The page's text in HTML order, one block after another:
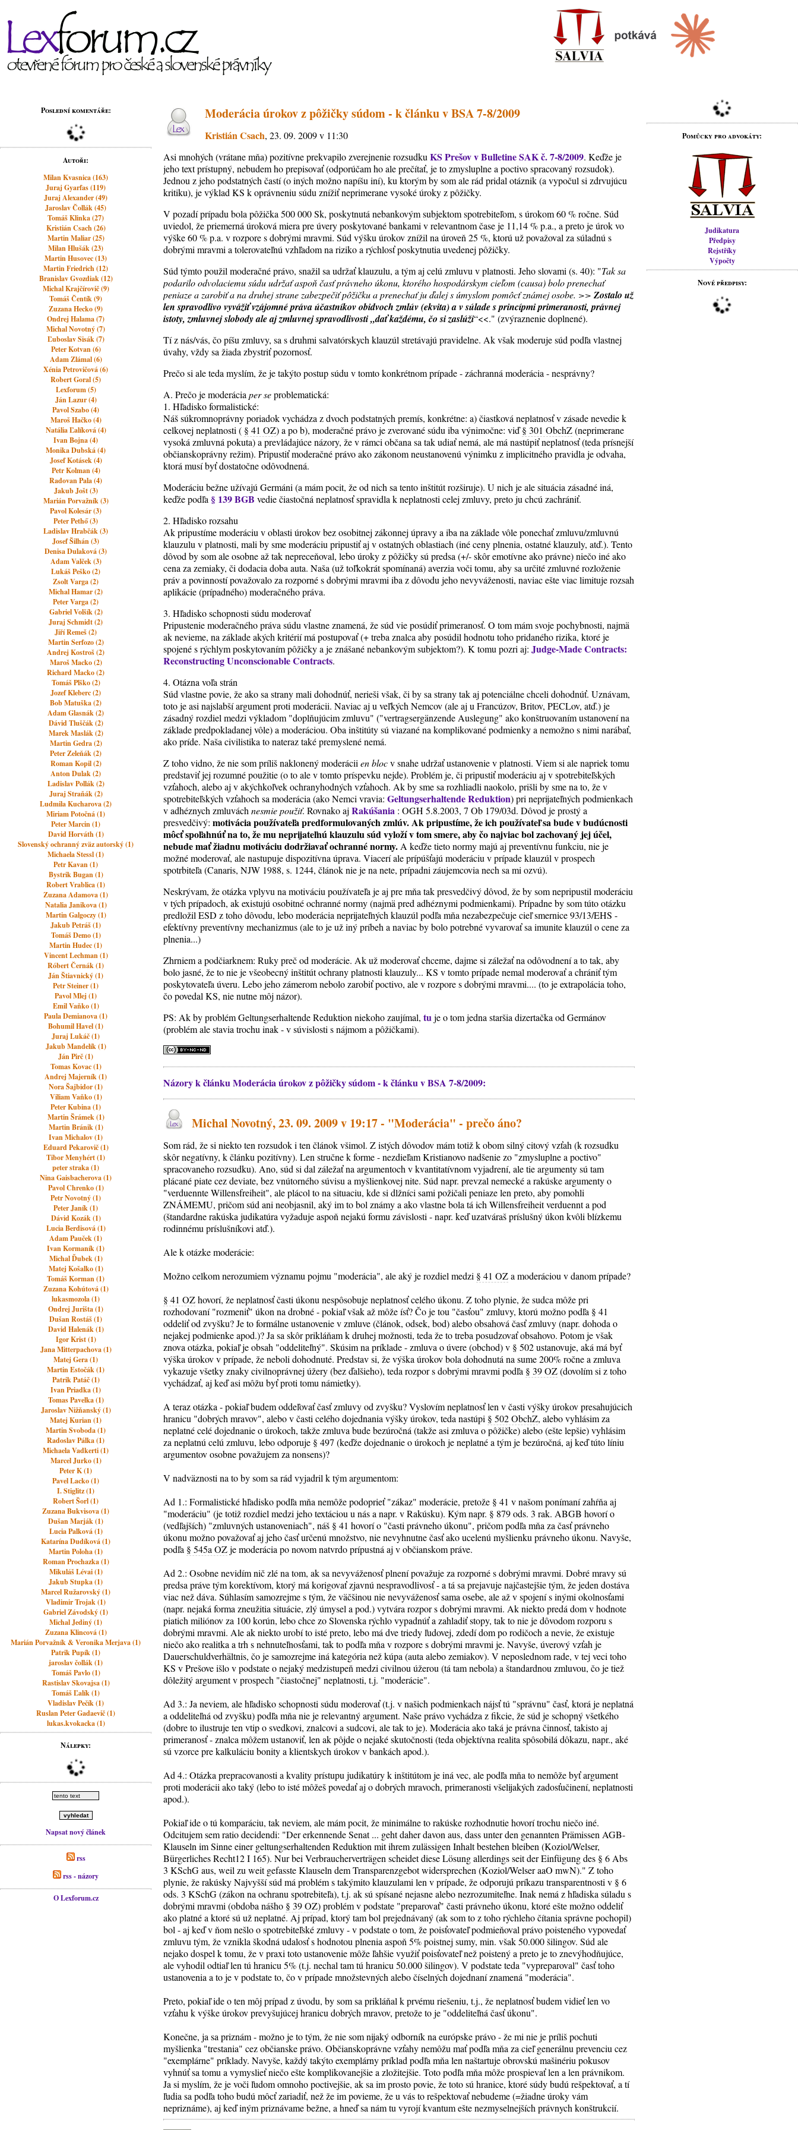
Poslední komentáře:
Autoři:
Milan Kvasnica (163)
Juraj Gyarfas (119)
Juraj Alexander (49)
Jaroslav Čollák (45)
Tomáš Klinka (27)
Kristián Csach (26)
Martin Maliar (25)
Milan Hlušák (23)
Martin Husovec (13)
Martin Friedrich (12)
Branislav Gvozdiak (12)
Michal Krajčírovič (9)
Tomáš Čentík (9)
Zuzana Hecko (9)
Ondrej Halama (7)
Michal Novotný (7)
Ľuboslav Sisák (7)
Peter Kotvan (6)
Adam Zlámal (6)
Xénia Petrovičová (6)
Robert Goral (5)
Lexforum (5)
Ján Lazur (4)
Pavol Szabo (4)
Maroš Hačko (4)
Natália Ľalíková (4)
Ivan Bojna (4)
Monika Dubská (4)
Josef Kotásek (4)
Petr Kolman (4)
Radovan Pala (4)
Jakub Jošt (3)
Marián Porvažník (3)
Pavol Kolesár (3)
Peter Pethő (3)
Ladislav Hrabčák (3)
Josef Šilhán (3)
Denisa Dulaková (3)
Adam Valček (3)
Lukáš Peško (2)
Zsolt Varga (2)
Michal Hamar (2)
Peter Varga (2)
Gabriel Volšík (2)
Juraj Schmidt (2)
Jiří Remeš (2)
Martin Serfozo (2)
Andrej Kostroš (2)
Maroš Macko (2)
Richard Macko (2)
Tomáš Plško (2)
Jozef Kleberc (2)
Bob Matuška (2)
Adam Glasnák (2)
Dávid Tluščák (2)
Marek Maslák (2)
Martin Gedra (2)
Peter Zeleňák (2)
Roman Kopil (2)
Anton Dulak (2)
Ladislav Pollák (2)
Juraj Straňák (2)
Ludmila Kucharova (2)
Miriam Potočná (1)
Peter Marcin (1)
David Horváth (1)
Slovenský ochranný zväz autorský (1)
Michaela Stessl (1)
Petr Kavan (1)
Bystrik Bugan (1)
Robert Vrablica (1)
Zuzana Adamova (1)
Natalia Janikova (1)
Martin Galgoczy (1)
Jakub Petráš (1)
Tomáš Demo (1)
Martin Hudec (1)
Vincent Lechman (1)
Róbert Černák (1)
Ján Štiavnický (1)
Petr Steiner (1)
Pavol Mlej (1)
Emil Vaňko (1)
Paula Demianova (1)
Bohumil Havel (1)
Juraj Lukáč (1)
Jakub Mandelík (1)
Ján Pirč (1)
Tomas Kovac (1)
Andrej Majerník (1)
Nora Šajbidor (1)
Viliam Vaňko (1)
Peter Kubina (1)
Martin Šrámek (1)
Martin Bránik (1)
Ivan Michalov (1)
Eduard Pekarovič (1)
Tibor Menyhért (1)
peter straka (1)
Nina Gaisbacherova (1)
Pavol Chrenko (1)
Petr Novotný (1)
Peter Janík (1)
Dávid Kozák (1)
Lucia Berdisová (1)
Adam Pauček (1)
Ivan Kormaník (1)
Michal Ďubek (1)
Matej Košalko (1)
Tomáš Korman (1)
Zuzana Kohútová (1)
lukasmozola (1)
Ondrej Jurišta (1)
Dušan Rostáš (1)
David Halenák (1)
Igor Krist (1)
Jana Mitterpachova (1)
Matej Gera (1)
Martin Estočák (1)
Patrik Patáč (1)
Ivan Priadka (1)
Tomas Pavelka (1)
Jaroslav Nižňanský (1)
Matej Kurian (1)
Martin Svoboda (1)
Radoslav Pálka (1)
Michaela Vadkerti (1)
Marcel Jurko (1)
Peter K (1)
Pavel Lacko (1)
I. Stiglitz (1)
Robert Šorl (1)
Zuzana Bukvisova (1)
Dušan Marják (1)
Lucia Palková (1)
Katarína Dudíková (1)
Martin Poloha (1)
Roman Prochazka (1)
Mikuláš Lévai (1)
Jakub Stupka (1)
Marcel Ružarovský (1)
Vladimir Trojak (1)
Gabriel Závodský (1)
Michal Jediný (1)
Zuzana Klincová (1)
Marián Porvažník & Veronika Merjava (1)
Patrik Pupík (1)
jaroslav čollák (1)
Tomáš Pavlo (1)
Rastislav Skovajsa (1)
Tomáš Ľalík (1)
Vladislav Pečík (1)
Ruslan Peter Gadaevič (1)
lukas.kvokacka (1)
Nálepky:
Napsat nový článek
rss
rss - názory
O Lexforum.cz
Pomůcky pro advokáty:
Judikatura
Předpisy
Rejstříky
Výpočty
Nové předpisy:
Moderácia úrokov z pôžičky súdom - k článku v BSA 7-8/2009
Kristián Csach, 23. 09. 2009 v 11:30
Asi mnohých (vrátane mňa) pozitívne prekvapilo zverejnenie rozsudkuKS Prešov v Bulletine SAK č. 7-8/2009. Keďže je
jeho text prístupný, nebudem ho prepisovať (odporúčam ho ale prečítať, je to zmysluplne a poctivo spracovaný rozsudok).
Jednou z jeho podstatných častí (o iných možno napíšu iní), ku ktorým by som ale rád pridal otáznik (a vypočul si zdrvujúcu
kritiku), je výklad KS k oprávneniu súdu znížiť neprimerane vysoké úroky z pôžičky.
V pozadí prípadu bola pôžička 500 000 Sk, poskytnutá nebankovým subjektom spotrebiteľom, s úrokom 60 % ročne. Súd
uviedol, že priemerná úroková miera pre úvery poskytované bankami v relevantnom čase je 11,14 % p.a., a preto je úrok vo
výške 60 % p.a. v rozpore s dobrými mravmi. Súd výšku úrokov znížil na úroveň 25 %, ktorú už považoval za súladnú s
dobrými mravmi a tolerovateľnú vzhľadom na riziko a rýchlosť poskytnutia uvedenej pôžičky.
Súd týmto použil moderačné právo, snažil sa udržať klauzulu, a tým aj celú zmluvu v platnosti. Jeho slovami (s. 40): "Tak sa
podarilo odvolaciemu súdu udržať aspoň časť právneho úkonu, ktorého hospodárskym cieľom (causa) bolo prenechať
peniaze a zarobiť a na druhej strane zabezpečiť pôžičku a prenechať ju ďalej s úmyslom pomôcť známej osobe. >>Zostalo už
len spravodlivo vyvážiť vzájomné práva účastníkov obidvoch zmlúv (ekvita) a v súlade s princípmi primeranosti, právnej
istoty, zmluvnej slobody ale aj zmluvnej spravodlivosti „dať každému, čo si zaslúži“<<." (zvýraznenie doplnené).
Tí z nás/vás, čo píšu zmluvy, sa s druhmi salvatórskych klauzúl stretávajú pravidelne. Ak však moderuje súd podľa vlastnej
úvahy, vždy sa žiada zbystriť pozornosť.
Prečo si ale teda myslím, že je takýto postup súdu v tomto konkrétnom prípade - záchranná moderácia - nesprávny?
A. Prečo je moderáciaper seproblematická:
1. Hľadisko formalistické:
Náš súkromnoprávny poriadok vychádza z dvoch podstatných premís, konkrétne: a) čiastková neplatnosť v zásade nevedie k
celkovej neplatnosti ( § 41 OZ) a po b), moderačné právo je zverované súdu iba výnimočne: viď§ 301 ObchZ(neprimerane
vysoká zmluvná pokuta) a prevládajúce názory, že v rámci občana sa tak udiať nemá, ale má nastúpiť neplatnosť (teda prísnejší
občianskoprávny režim). Pripustiť moderačné právo ako zákonom neustanovenú výnimku z implicitného pravidla je odvaha,
ktorá musí byť dostatočne odôvodnená.
Moderáciu bežne užívajú Germáni (a mám pocit, že od nich sa tento inštitút rozširuje). U nich je ale situácia zásadné iná,
keďže podľa § 139 BGB vedie čiastočná neplatnosť spravidla k neplatnosti celej zmluvy, preto ju chcú zachrániť.
2. Hľadisko rozsahu
Ak pripustíme moderáciu v oblasti úrokov bez osobitnej zákonnej úpravy a iba na základe vôle ponechať zmluvu/zmluvnú
klauzulu v platnosti, mali by sme moderáciu pripustiť aj v ostatných oblastiach (iné ceny plnenia, ostatné klauzuly, atď.). Tento
dôvod by som ale osobne až tak nepreceňoval, lebo úroky z pôžičky sú predsa (+/- skôr emotívne ako právne) niečo iné ako
cena za zemiaky, či dodacia doba auta. Naša (už toľkokrát spomínaná) averzia voči tomu, aby sa určité zmluvné rozloženie
práv a povinností považovalo za rozporné s dobrými mravmi iba z dôvodu jeho nevyváženosti, naviac ešte viac limituje rozsah
aplikácie (prípadného) moderačného práva.
3. Hľadisko schopnosti súdu moderovať
Pripustenie moderačného práva súdu vlastne znamená, že súd vie posúdiť primeranosť. O tom mám svoje pochybnosti, najmä
ak nevieme, na základe akých kritérií má postupovať (+ treba znalca aby posúdil hodnotu toho pridaného rizika, ktoré je
spojené s rýchlym poskytovaním pôžičky a je znášané nebankovým subjektom?). K tomu pozri aj:Judge-Made Contracts:
Reconstructing Unconscionable Contracts.
4. Otázna voľa strán
Súd vlastne povie, že ako sa strany mali dohodnúť, nerieši však, či by sa strany tak aj potenciálne chceli dohodnúť. Uznávam,
toto je asi najslabší argument proti moderácii. Naviac aj u veľkých Nemcov (ale aj u Francúzov, Britov, PECLov, atď.) je
zásadný rozdiel medzi výkladom "doplňujúcim zmluvu" ("vertragsergänzende Auslegung" ako konštruovaním ustanovení na
základe predpokladanej vôle) a moderáciou. Oba inštitúty sú viazané na komplikované podmienky a nemožno s nimi narábať,
ako príde. Naša civilistika to nateraz také premyslené nemá.
Z toho vidno, že nie som príliš naklonený moderáciien blocv snahe udržať ustanovenie v platnosti. Viem si ale napriek tomu
predstaviť jej rozumné použitie (o to ale v tomto príspevku nejde). Problém je, či pripustiť moderáciu aj v spotrebiteľských
vzťahoch, alebo aj v akýchkoľvek ochranyhodných vzťahoch. Ak by sme sa rozhliadli naokolo, prišli by sme na to, že v
spotrebiteľských vzťahoch sa moderácia (ako Nemci vravia:Geltungserhaltende Reduktion) pri neprijateľných podmienkach
v adhéznych zmluváchnesmie použiť. Rovnako ajRakúšania : OGH 5.8.2003, 7 Ob 179/03d. Dôvod je prostý a
presvedčivý:motivácia používateľa predformulovaných zmlúv. Ak pripustíme, že ich používateľ sa bude v budúcnosti
môcť spoľahnúť na to, že mu neprijateľnú klauzulu súd vyloží v tom smere, aby čo najviac bol zachovaný jej účel,
nebude mať žiadnu motiváciu dodržiavať ochranné normy. A keďže tieto normy majú aj preventívnu funkciu, nie je
možné moderovať, ale nastupuje dispozitívna úprava. Viacerí ale prípúšťajú moderáciu v prípade klauzúl v prospech
spotrbiteľa (Canaris, NJW 1988, s. 1244, článok nie je na nete, prípadni záujemcovia nech sa mi ozvú).
Neskrývam, že otázka vplyvu na motiváciu používateľa je aj pre mňa tak presvedčivý dôvod, že by som nepripustil moderáciu
v tých prípadoch, ak existujú osobitné ochranné normy (najmä pred adhéznymi podmienkami). Prípadne by som túto otázku
predložil ESD z toho dôvodu, lebo moderácia neprijateľných klauzúl podľa mňa nezabezpečuje cieľ smernice 93/13/EHS -
efektívny preventívny mechanizmus (ale to je už iný príbeh a naviac by bolo potrebné vyvarovať sa imunite klauzúl o cene za
plnenia...)
Zhrniem a podčiarknem: Ruky preč od moderácie. Ak už moderovať chceme, dajme si záležať na odôvodnení a to tak, aby
bolo jasné, že to nie je všeobecný inštitút ochrany platnosti klauzuly... KS v tomto prípade nemal moderovať a chrániť tým
poskytovateľa úveru. Lebo jeho zámerom nebolo zarobiť poctivo, ale v rozpore s dobrými mravmi.... (to je extrapolácia toho,
čo povedal KS, nie nutne môj názor).
PS: Ak by problém Geltungserhaltende Reduktion niekoho zaujímal,tuje o tom jedna staršia dizertačka od Germánov
(problém ale stavia trochu inak - v súvislosti s nájmom a pôžičkami).
Názory k článku Moderácia úrokov z pôžičky súdom - k článku v BSA 7-8/2009:
Michal Novotný, 23. 09. 2009 v 19:17 - "Moderácia" - prečo áno?
Som rád, že si niekto ten rozsudok i ten článok všimol. Z istých dôvodov mám totiž k obom silný citový vzťah (k rozsudku
skôr negatívny, k článku pozitívny). Len stručne k forme - nezdieľam Kristianovo nadšenie zo "zmysluplne a poctivo"
spracovaneho rozsudku). Ano, súd si dal záležať na argumentoch v kvantitatívnom vyjadrení, ale tie argumenty sú tam
plácané piate cez deviate, bez vnútorného súvisu a myšlienkovej nite. Súd napr. prevzal nemecké a rakúske argumenty o
"verduennte Willensfreiheit", ale plácol to na situaciu, kde si dlžníci sami požičali peniaze len preto, aby pomohli
ZNÁMEMU, pričom súd ani neobjasnil, aký im to bol známy a ako vlastne bola tá ich Willensfreiheit verduennt a pod
(štandardne rakúska judikatúra vyžaduje aspoň nejakú formu závislosti - napr. keď uzatváraš príslušný úkon kvôli blízkemu
rodinnému príslušníkovi atď.).
Ale k otázke moderácie:
Možno celkom nerozumiem významu pojmu "moderácia", ale aký je rozdiel medzi § 41 OZa moderáciou v danom prípade?
§ 41 OZhovorí, že neplatnosť časti úkonu nespôsobuje neplatnosť celého úkonu. Z toho plynie, že sudca môže pri
rozhodovaní "rozmeniť" úkon na drobné - pokiaľ však až môže ísť? Čo je tou "časťou" zmluvy, ktorú možno podľa § 41
oddeliť od zvyšku? Je to formálne ustanovenie v zmluve (článok, odsek, bod) alebo obsahová časť zmluvy (napr. dohoda o
nejakej podmienke apod.)? Ja sa skôr prikláňam k druhej možnosti, teda že to treba posudzovať obsahovo. Potom je však
znova otázka, pokiaľ je obsah "oddeliteľný". Skúsim na príklade - zmluva o úvere (obchod) v § 502 ustanovuje, aká má byť
výška úrokov v prípade, že neboli dohodnuté. Predstav si, že výška úrokov bola dohodnutá na sume 200% ročne a zmluva
vykazuje všetky znaky civilnoprávnej úžery (bez ďalšieho), teda rozpor s dobrými mravmi podľa § 39 OZ(dovolím si z toho
vychádzať, aj keď asi môžu byť proti tomu námietky).
A teraz otázka - pokiaľ budem oddeľovať časť zmluvy od zvyšku? Vyslovím neplatnosť len v časti výšky úrokov presahujúcich
hranicu "dobrých mravov", alebo v časti celého dojednania výšky úrokov, teda nastúpi § 502 ObchZ, alebo vyhlásim za
neplatné celé dojednanie o úrokoch, takže zmluva bude bezúročná (takže asi zmluva o pôžičke) alebo (ešte lepšie) vyhlásim
za neplatnú celú zmluvu, lebo odporuje § 497 (keďže dojednanie o úrokoch je neplatné a tým je bezúročná, aj keď túto líniu
argumentov osobne považujem za nonsens)?
V nadväznosti na to by som sa rád vyjadril k tým argumentom:
Ad 1.: Formalistické hľadisko podľa mňa nemôže podoprieť "zákaz" moderácie, pretože § 41 v našom ponímaní zahŕňa aj
"moderáciu" (je totiž rozdiel medzi jeho textáciou u nás a napr. v Rakúsku). Kým napr. § 879 ods. 3 rak. ABGB hovorí o
(vedľajších) "zmluvných ustanoveniach", náš § 41 hovorí o "časti právneho úkonu", pričom podľa mňa za časť právneho
úkonu možno považovať aj jeho časť určenú množstvo, nie nevyhnutne časť ako ucelenú myšlienku právneho úkonu. Navyše,
podľa § 545a OZje moderácia po novom natvrdo prípustná aj v občianskom práve.
Ad 2.: Osobne nevidím nič zlé na tom, ak sa nevyváženosť plnení považuje za rozporné s dobrými mravmi. Dobré mravy sú
predsa práve tým korektívom, ktorý má korigovať zjavnú nespravodlivosť - a tá sa prejavuje najčastejšie tým, že jeden dostáva
viac než dáva. Súhlasím samozrejme s tým, že väčšinou nie nevyváženosť sama osebe, ale až v spojení s inými okolnosťami
(napr. nejaká forma zneužitia situácie, zlý úmysel a pod.) vytvára rozpor s dobrými mravmi. Ak niekto predá dom v hodnote
piatich miliónov za 100 korún, lebo chce zo Slovenska rýchlo vypadnúť a zahladiť stopy, tak to nie je dôvodom rozporu s
dobrými mravmi. Ale ak niekto urobí to isté preto, lebo má dve triedy ľudovej, zdedí dom po rodičoch a nevie, že existuje
niečo ako realitka a trh s nehnuteľnosťami, tak to podľa mňa v rozpore s dobrými mravmi je. Navyše, úverový vzťah je
Dauerschuldverhältnis, čo je samozrejme iná kategória než kúpa (auta alebo zemiakov). V neposlednom rade, v tej veci toho
KS v Prešove išlo v podstate o nejaký medzistupeň medzi civilnou úžerou (tá tam nebola) a štandardnou zmluvou, čo je tiež
dôležitý argument v prospech "čiastočnej" neplatnosti, t.j. "moderácie".
Ad 3.: Ja neviem, ale hľadisko schopnosti súdu moderovať (t.j. v našich podmienkach nájsť tú "správnu" časť, ktorá je neplatná
a oddeliteľná od zvyšku) podľa mňa nie je relevantný argument. Naše právo vychádza z fikcie, že súd je schopný všetkého
(dobre to ilustruje ten vtip o svedkovi, znalcovi a sudcovi, ale tak to je). Moderácia ako taká je právna činnosť, takisto aj
primeranosť - znalca môžem ustanoviť, len ak pôjde o nejaké skutočnosti (teda objektívna realita spôsobilá dôkazu, napr., aké
sú vzorce pre kalkuláciu bonity a klientskych úrokov v bankách apod.).
Ad 4.: Otázka prepracovanosti a kvality prístupu judikatúry k inštitútom je iná vec, ale podľa mňa to nemôže byť argument
proti moderácii ako taký (lebo to isté môžeš povedať aj o dobrých mravoch, primeranosti všelijakých zadosťučinení, neplatnosti
apod.).
Pokiaľ ide o tú komparáciu, tak neviem, ale mám pocit, že minimálne to rakúske rozhodnutie hovorí trochu niečo iné.
Odcitujem sem ratio decidendi: "Der erkennende Senat ... geht daher davon aus, dass unter den genannten Prämissen AGB-
Klauseln im Sinne einer geltungserhaltenden Reduktion mit ihrem zulässigen Inhalt bestehen bleiben (Koziol/Welser,
Bürgerliches Recht12 I 165). Nur bei Verbraucherverträgen scheidet diese Lösung allerdings seit der Einfügung des § 6 Abs
3 KSchG aus, weil zu weit gefasste Klauseln dem Transparenzgebot widersprechen (Koziol/Welser aaO mwN)." Z toho
plynie, že rakúsky Najvyšší súd má problém s takýmito klauzulami len v prípade, že odporujú príkazu transparentnosti v § 6
ods. 3 KSchG (zákon na ochranu spotrebiteľa), t.j. ak sú spísané nejasne alebo nezrozumiteľne. Inak nemá z hľadiska súladu s
dobrými mravmi (obdoba nášho § 39 OZ) problém v podstate "preparovať" časti právneho úkonu, ktoré ešte možno oddeliť
ako platné a ktoré sú už neplatné. Aj prípad, ktorý tam bol prejednávaný (ak som to z toho rýchleho čítania správne pochopil)
bol - aj keď v ňom nešlo o spotrebiteľské zmluvy - v podstate o tom, že poisťovateľ podmieňoval právo poisteného vypovedať
zmluvu tým, že vznikla škodná udalosť s hodnotou plnenia aspoň 5% poistnej sumy, min. však 50.000 šilingov. Súd ale
nejako dospel k tomu, že v praxi toto ustanovenie môže ľahšie využiť poisťovateľ než poistený a preto je to znevýhodňujúce,
ale vyhodil odtiaľ len tú hranicu 5% (t.j. nechal tam tú hranicu 50.000 šilingov). V podstate teda "vypreparoval" časť toho
ustanovenia a to je v podstate to, čo v prípade množstevných alebo číselných dojednaní znamená "moderácia".
Preto, pokiaľ ide o ten môj prípad z úvodu, by som sa prikláňal k prvému riešeniu, t.j., že neplatnosť budem vidieť len vo
vzťahu k výške úrokov prevyšujúcej hranicu dobrých mravov, pretože to je "oddeliteľná časť úkonu".
Konečne, ja sa priznám - možno je to tým, že nie som nijaký odborník na európske právo - že mi nie je príliš pochuti
myšlienka "trestania" cez občianske právo. Občianskoprávne vzťahy nemôžu mať podľa mňa za cieľ generálnu prevenciu cez
"exemplárne" príklady. Navyše, každý takýto exemplárny príklad podľa mňa len naštartuje obrovskú mašinériu pokusov
vyhnúť sa tomu a vymyslieť niečo ešte komplikovanejšie a zložitejšie. Toto podľa mňa môže prospievať len a len právnikom.
Ja si myslím, že je voči ľudom omnoho poctivejšie, ak sa im prosto povie, že toto sú hranice, ktoré súdy budú rešpektovať, a tí
ľudia sa podľa toho budú môcť zariadiť, než že im povieme, že u vás to rešpektovať nebudeme (=žiadne úroky vám
nepriznáme), aj keď iným priznávame bežne, a hneď sa nám tu vyrojí kvantum ešte nezmyselnejších právnych konštrukcií.